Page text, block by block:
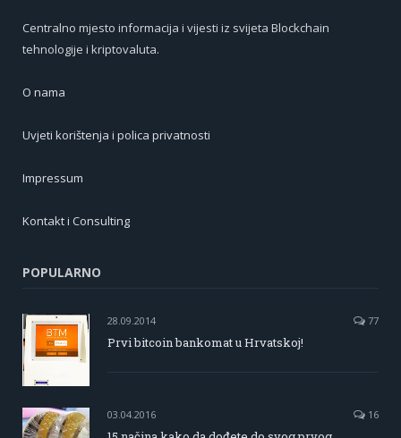
Centralno mjesto informacija i vijesti iz svijeta Blockchain
tehnologije i kriptovaluta.
O nama
Uvjeti korištenja i polica privatnosti
Impressum
Kontakt i Consulting
POPULARNO
28.09.2014 77
Prvi bitcoin bankomat u Hrvatskoj!
03.04.2016 16